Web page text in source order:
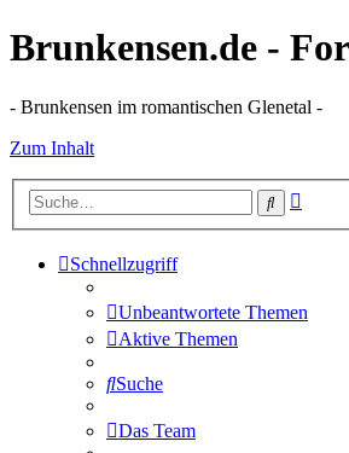
Brunkensen.de -
- Brunkensen im romantischen Glenetal -
Zum Inhalt
Suche
Schnellzugriff
Unbeantwortete Themen
Aktive Themen
Suche
Das Team